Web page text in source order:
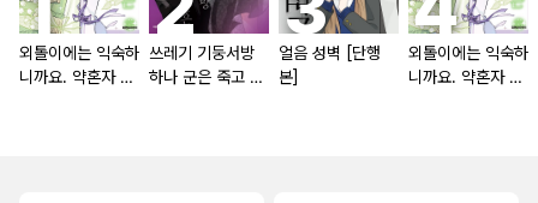
외톨이에는 익숙하
니까요. 약혼자 방
쓰레기 기둥서방
하나 군은 죽고 싶
얼음 성벽 [단행
본]
외톨이에는 익숙하
니까요. 약혼자 방